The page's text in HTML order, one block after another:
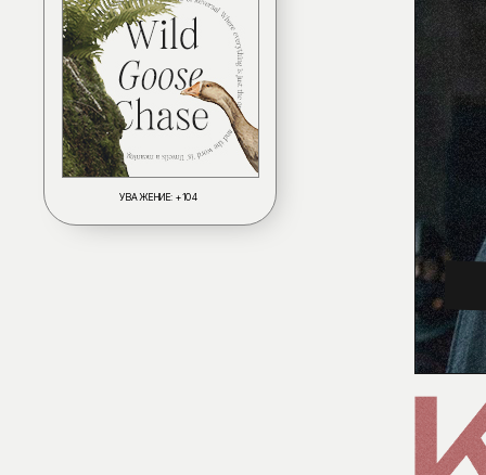
УВАЖЕНИЕ: +104